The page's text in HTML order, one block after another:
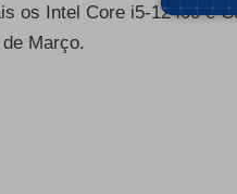
os Intel Core i5-12400 e
Março.